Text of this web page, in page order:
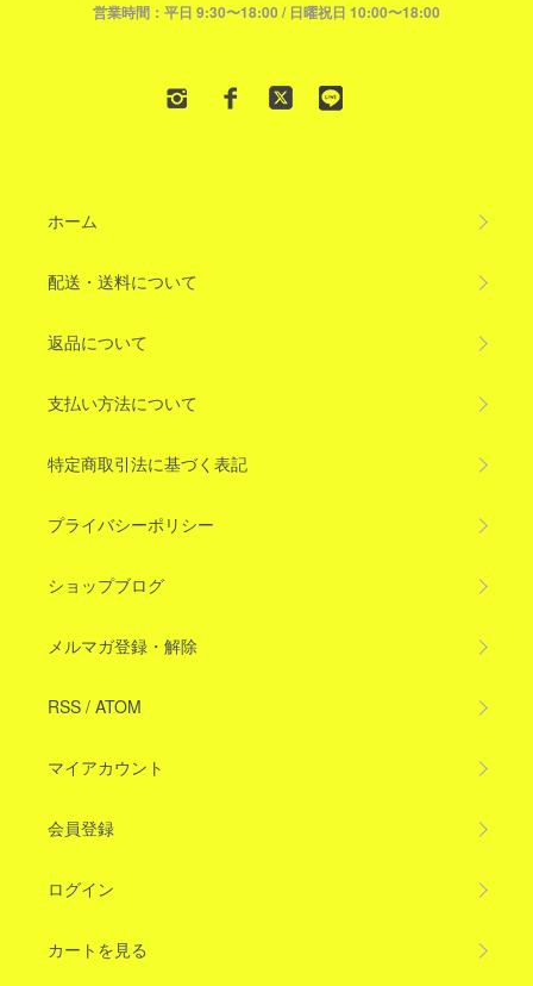
営業時間：平日 9:30〜18:00 / 日曜祝日 10:00〜18:00
ホーム
配送・送料について
返品について
支払い方法について
特定商取引法に基づく表記
プライバシーポリシー
ショップブログ
メルマガ登録・解除
RSS / ATOM
マイアカウント
会員登録
ログイン
カートを見る